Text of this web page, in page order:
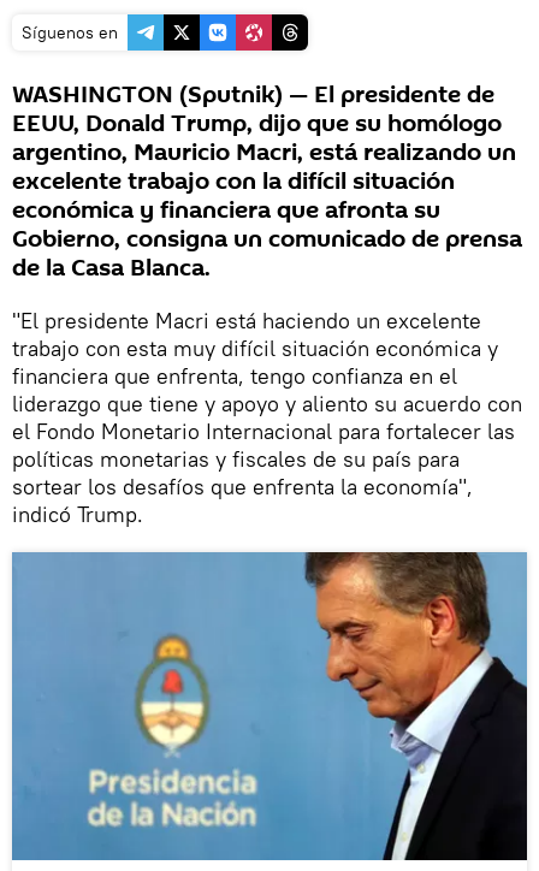
Síguenos en
WASHINGTON (Sputnik) — El presidente de
EEUU, Donald Trump, dijo que su homólogo
argentino, Mauricio Macri, está realizando un
excelente trabajo con la difícil situación
económica y financiera que afronta su
Gobierno, consigna un comunicado de prensa
de la Casa Blanca.
"El presidente Macri está haciendo un excelente
trabajo con esta muy difícil situación económica y
financiera que enfrenta, tengo confianza en el
liderazgo que tiene y apoyo y aliento su acuerdo con
el Fondo Monetario Internacional para fortalecer las
políticas monetarias y fiscales de su país para
sortear los desafíos que enfrenta la economía",
indicó Trump.